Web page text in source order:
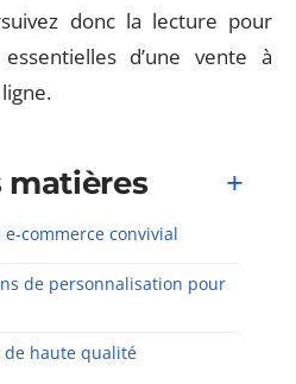
donc la lecture pour
d’une vente à
matières
commerce convivial
de personnalisation pour
de haute qualité